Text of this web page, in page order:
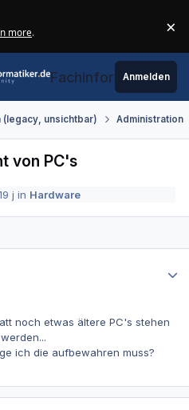
more. ×
Fachinformatiker.de
Anmelden
(legacy, unsichtbar) Administration
von PC's
j in Hardware
noch etwas ältere PC's stehen
ich die aufbewahren muss?